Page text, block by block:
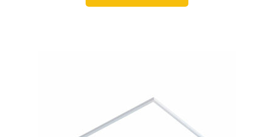
109,98 €72,98 €.